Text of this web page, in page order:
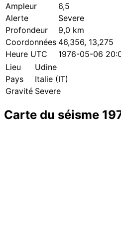
Ampleur
6,5
Alerte
Severe
Profondeur
9,0 km
Coordonnées 46,356, 13,275
Heure UTC
1976-05-06
Lieu
Udine
Pays
Italie (IT)
Gravité Severe
Carte du séisme